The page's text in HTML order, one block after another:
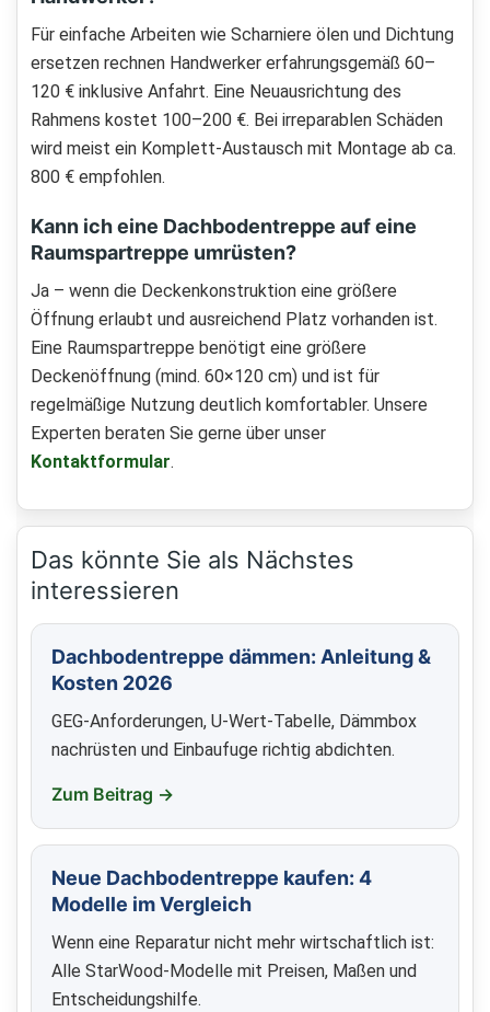
Für einfache Arbeiten wie Scharniere ölen und Dichtung
ersetzen rechnen Handwerker erfahrungsgemäß 60–
120 € inklusive Anfahrt. Eine Neuausrichtung des
Rahmens kostet 100–200 €. Bei irreparablen Schäden
wird meist ein Komplett-Austausch mit Montage ab ca.
800 € empfohlen.
Kann ich eine Dachbodentreppe auf eine
Raumspartreppe umrüsten?
Ja – wenn die Deckenkonstruktion eine größere
Öffnung erlaubt und ausreichend Platz vorhanden ist.
Eine Raumspartreppe benötigt eine größere
Deckenöffnung (mind. 60×120 cm) und ist für
regelmäßige Nutzung deutlich komfortabler. Unsere
Experten beraten Sie gerne über unser
Kontaktformular.
Das könnte Sie als Nächstes
interessieren
Dachbodentreppe dämmen: Anleitung &
Kosten 2026
GEG-Anforderungen, U-Wert-Tabelle, Dämmbox
nachrüsten und Einbaufuge richtig abdichten.
Zum Beitrag →
Neue Dachbodentreppe kaufen: 4
Modelle im Vergleich
Wenn eine Reparatur nicht mehr wirtschaftlich ist:
Alle StarWood-Modelle mit Preisen, Maßen und
Entscheidungshilfe.